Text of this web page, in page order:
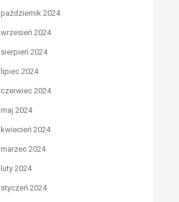
październik 2024
wrzesień 2024
sierpień 2024
lipiec 2024
czerwiec 2024
maj 2024
kwiecień 2024
marzec 2024
luty 2024
styczeń 2024